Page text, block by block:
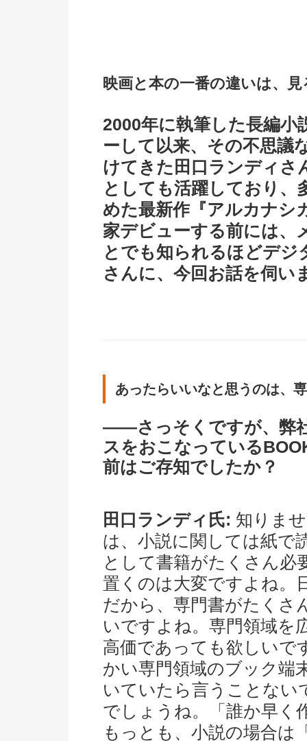
映画と本の一番の違いは、
2000年に執筆した長編小
ーして以来、その不思議
けてきた田口ランディさ
としても活躍しており、
めた最新作『アルカナシ
家デビューする前には、
とでも知られるほどデジ
さんに、今回お話を伺い
あったらいいなと思うのは、
――さっそくですが、弊
スをおこなっている
前はご存知でしたか？
田口ランディ氏: 知りま
は、小説に関しては紙で
として書籍がたくさん必
置くのは大変ですよね。
だから、専門書がたくさ
いですよね。専門領域を
高価であっても欲しいで
かい専門領域のブック端
いていたら言うことない
でしょうね。「誰か早く
もっとも、小説の場合は